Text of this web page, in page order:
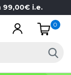
99,00€ i.e.
0